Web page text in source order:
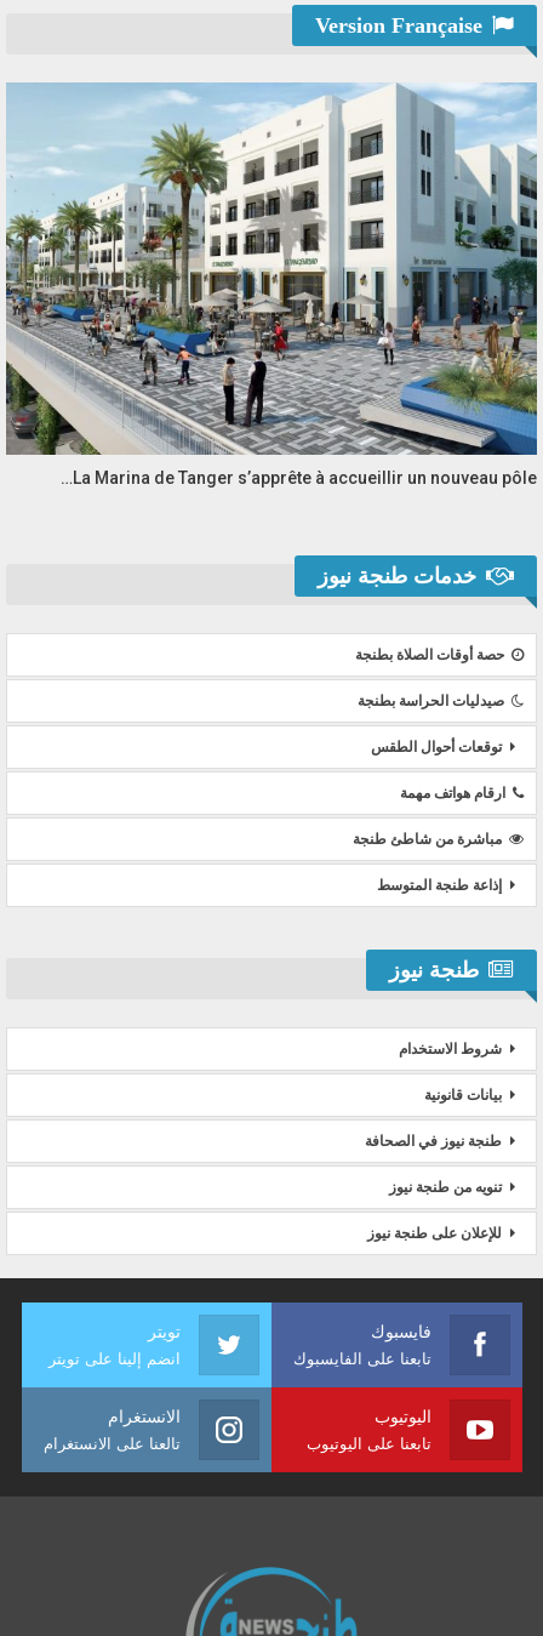
La Marina de Tanger s’apprête à accueillir un nouveau pôle…
خدمات طنجة نيوز
حصة أوقات الصلاة بطنجة
صيدليات الحراسة بطنجة
توقعات أحوال الطقس
ارقام هواتف مهمة
مباشرة من شاطئ طنجة
إذاعة طنجة المتوسط
طنجة نيوز
شروط الاستخدام
بيانات قانونية
طنجة نيوز في الصحافة
تنويه من طنجة نيوز
للإعلان على طنجة نيوز
فايسبوك
تابعنا على الفايسبوك
تويتر
انضم إلينا على تويتر
اليوتيوب
تابعنا على اليوتيوب
الانستغرام
تالعنا على الانستغرام